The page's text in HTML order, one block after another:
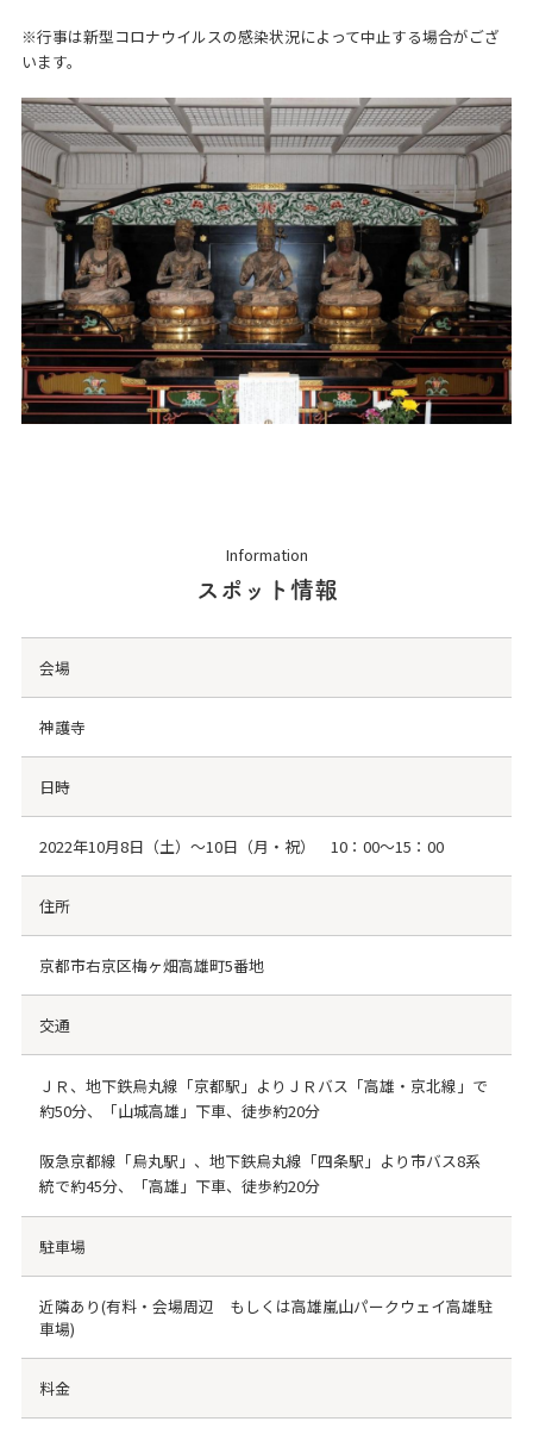
※行事は新型コロナウイルスの感染状況によって中止する場合がござ
います。
Information
スポット情報
会場
神護寺
日時
2022年10月8日（土）～10日（月・祝） 10：00〜15：00
住所
京都市右京区梅ヶ畑高雄町5番地
交通
ＪＲ、地下鉄烏丸線「京都駅」よりＪＲバス「高雄・京北線」で
約50分、「山城高雄」下車、徒歩約20分
阪急京都線「烏丸駅」、地下鉄烏丸線「四条駅」より市バス8系
統で約45分、「高雄」下車、徒歩約20分
駐車場
近隣あり(有料・会場周辺 もしくは高雄嵐山パークウェイ高雄駐
車場)
料金